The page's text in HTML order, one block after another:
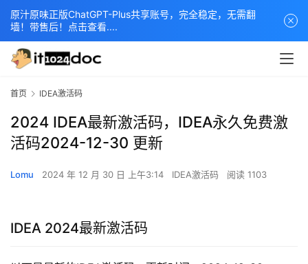
首页 IDEA激活码
2024 IDEA最新激活码，IDEA永久免费激
活码2024-12-30 更新
Lomu 2024 年 12 月 30 日 上午3:14 IDEA激活码 阅读 1103
IDEA 2024最新激活码
原汁原味正版ChatGPT-Plus共享账号，完全稳定，无需翻
墙！带售后！点击查看....